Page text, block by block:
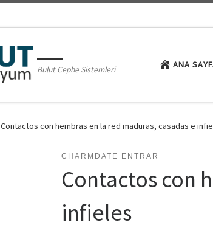
Bulut Cephe Sistemleri ANA
Contactos con hembras en la red maduras, casadas e
CHARMDATE ENTRAR
Contactos con
infieles